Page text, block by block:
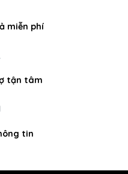
miễn phí
tận tâm
tin